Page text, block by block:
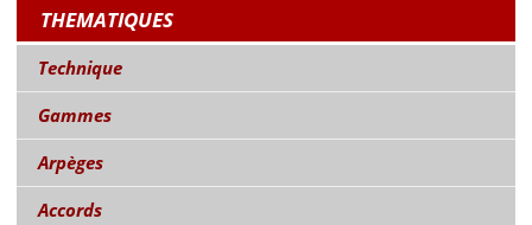
THEMATIQUES
Technique
Gammes
Arpèges
Accords